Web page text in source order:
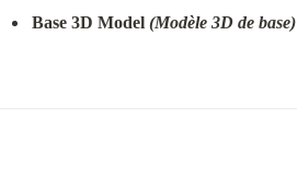
Base 3D Model (Modèle 3D de base)